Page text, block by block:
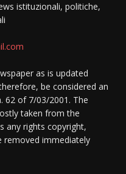
istituzionali, politiche,
as is updated
be considered an
62 of 7/03/2001. The
taken from the
any rights copyright,
removed immediately